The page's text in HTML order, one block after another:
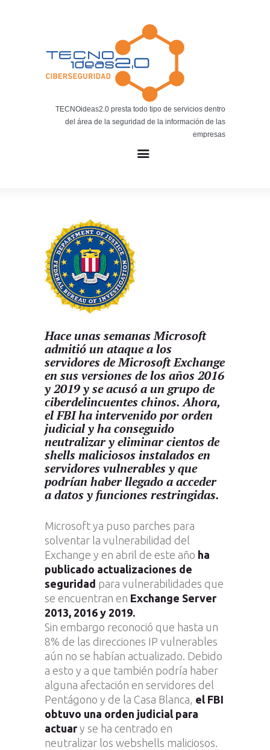
TECNOideas2.0 presta todo tipo de servicios dentro
del área de la seguridad de la información de las
empresas
BLOG TECNOIDEAS
Noticias tecnológicas.
Hace unas semanas Microsoft
admitió un ataque a los
servidores de Microsoft Exchange
en sus versiones de los años 2016
y 2019 y se acusó a un grupo de
ciberdelincuentes chinos. Ahora,
el FBI ha intervenido por orden
judicial y ha conseguido
neutralizar y eliminar cientos de
shells maliciosos instalados en
servidores vulnerables y que
podrían haber llegado a acceder
a datos y funciones restringidas.
Microsoft ya puso parches para
solventar la vulnerabilidad del
Exchange y en abril de este año ha
publicado actualizaciones de
seguridad para vulnerabilidades que
se encuentran en Exchange Server
2013, 2016 y 2019.
Sin embargo reconoció que hasta un
8% de las direcciones IP vulnerables
aún no se habían actualizado. Debido
a esto y a que también podría haber
alguna afectación en servidores del
Pentágono y de la Casa Blanca, el FBI
obtuvo una orden judicial para
actuary se ha centrado en
neutralizar los webshells maliciosos.